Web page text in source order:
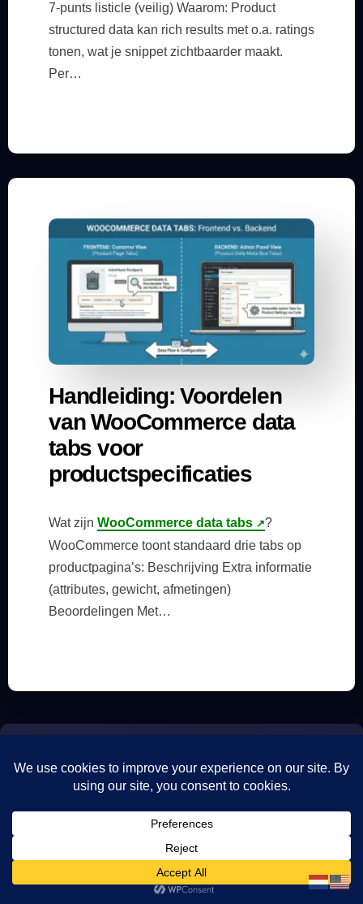
7-punts listicle (veilig) Waarom: Product
structured data kan rich results met o.a. ratings
tonen, wat je snippet zichtbaarder maakt.​
Per…
Handleiding: Voordelen
van WooCommerce data
tabs voor
productspecificaties
Wat zijn WooCommerce data tabs
?
WooCommerce toont standaard drie tabs op
productpagina’s: Beschrijving Extra informatie
(attributes, gewicht, afmetingen)
Beoordelingen Met…
Klaar om uw digitale marketingproject
te starten?
Mediadeboer.nl biedt professionele begeleiding voor al
onze gratis tools om direct aan de slag te gaan –
zonder verplichtingen.